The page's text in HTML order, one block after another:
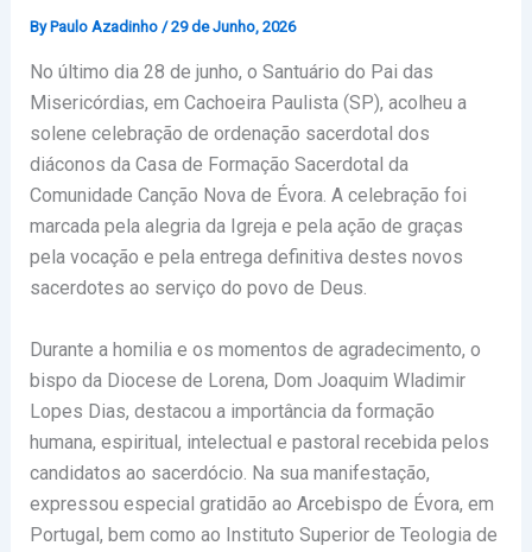
By Paulo Azadinho /29 de Junho, 2026
No último dia 28 de junho, o Santuário do Pai das
Misericórdias, em Cachoeira Paulista (SP), acolheu a
solene celebração de ordenação sacerdotal dos
diáconos da Casa de Formação Sacerdotal da
Comunidade Canção Nova de Évora. A celebração foi
marcada pela alegria da Igreja e pela ação de graças
pela vocação e pela entrega definitiva destes novos
sacerdotes ao serviço do povo de Deus.
Durante a homilia e os momentos de agradecimento, o
bispo da Diocese de Lorena, Dom Joaquim Wladimir
Lopes Dias, destacou a importância da formação
humana, espiritual, intelectual e pastoral recebida pelos
candidatos ao sacerdócio. Na sua manifestação,
expressou especial gratidão ao Arcebispo de Évora, em
Portugal, bem como ao Instituto Superior de Teologia de